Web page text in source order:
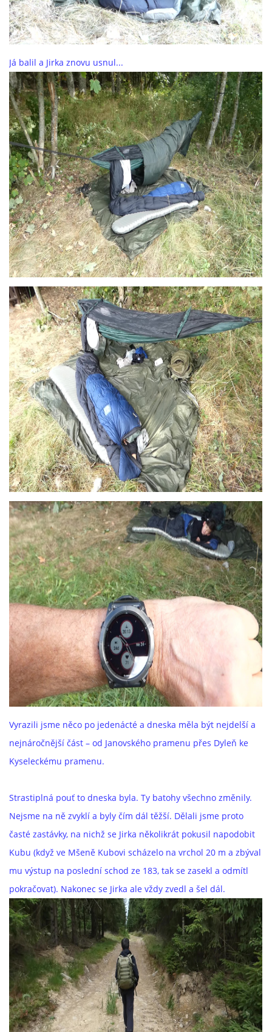
Já balil a Jirka znovu usnul...
Vyrazili jsme něco po jedenácté a dneska měla být nejdelší a
nejnáročnější část – od Janovského pramenu přes Dyleň ke
Kyseleckému pramenu.
Strastiplná pouť to dneska byla. Ty batohy všechno změnily.
Nejsme na ně zvyklí a byly čím dál těžší. Dělali jsme proto
časté zastávky, na nichž se Jirka několikrát pokusil napodobit
Kubu (když ve Mšeně Kubovi scházelo na vrchol 20 m a zbýval
mu výstup na poslední schod ze 183, tak se zasekl a odmítl
pokračovat). Nakonec se Jirka ale vždy zvedl a šel dál.